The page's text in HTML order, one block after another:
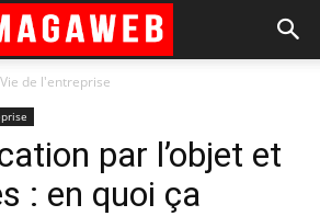
Vie de l'entreprise
par l’objet et
: en quoi ça